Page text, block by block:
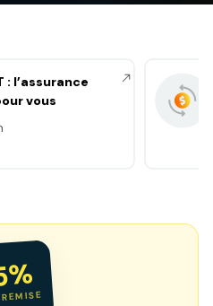
: l’assurance
vous